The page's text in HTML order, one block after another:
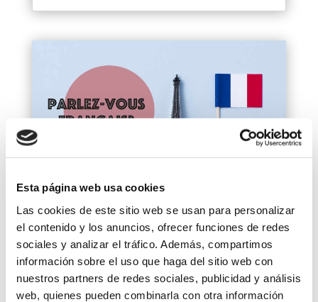
Esta página web usa cookies
Las cookies de este sitio web se usan para personalizar
el contenido y los anuncios, ofrecer funciones de redes
sociales y analizar el tráfico. Además, compartimos
información sobre el uso que haga del sitio web con
nuestros partners de redes sociales, publicidad y análisis
web, quienes pueden combinarla con otra información
APPRENONS LE FRANÇAIS
Feb 17, 2022
Les films et les séries sont de
formidables alliés pour améliorer
une langue précise sans sortir...